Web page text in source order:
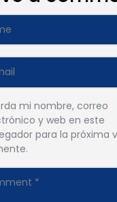
mi nombre, correo
y web en este
para la próxima